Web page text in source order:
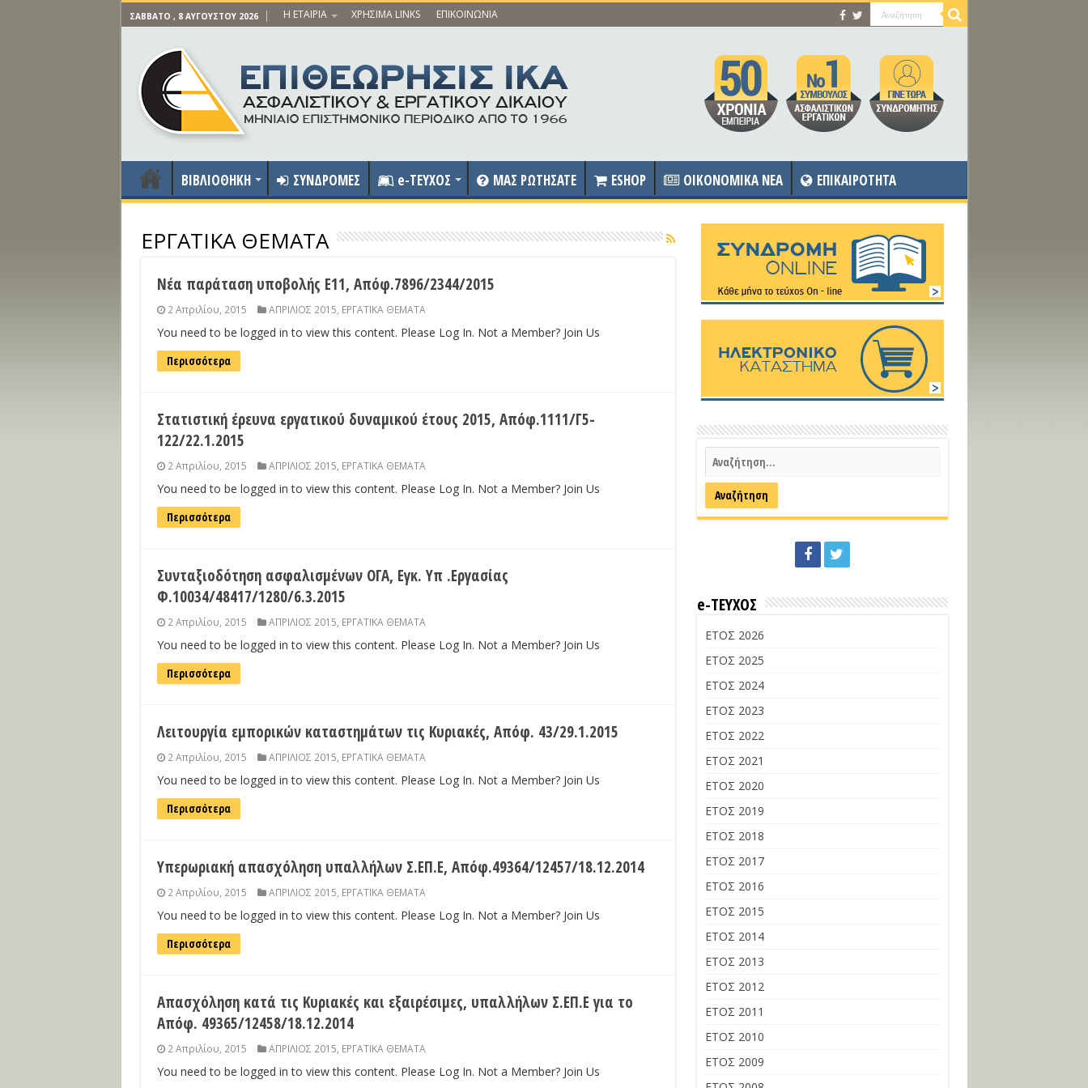
ΣΆΒΒΑΤΟ , 8 ΑΥΓΟΎΣΤΟΥ 2026 Η ΕΤΑΙΡΙΑ ΧΡΗΣΙΜΑ LINKS ΕΠΙΚΟΙΝΩΝΙΑ
ΒΙΒΛΙΟΘΗΚΗ ΣΥΝΔΡΟΜΕΣ e-ΤΕΥΧΟΣ ΜΑΣ ΡΩΤΗΣΑΤΕ ESHOP OIKONOMIKA NEA ΕΠΙΚΑΙΡΟΤΗΤΑ
ΕΡΓΑΤΙΚΑ ΘΕΜΑΤΑ
Νέα παράταση υποβολής Ε11, Απόφ.7896/2344/2015
2 Απριλίου, 2015 ΑΠΡΙΛΙΟΣ 2015 ΕΡΓΑΤΙΚΑ ΘΕΜΑΤΑ
You need to be logged in to view this content. Please Log In. Not a Member? Join Us
Περισσότερα
Στατιστική έρευνα εργατικού δυναμικού έτους 2015, Απόφ.1111/Γ5-
122/22.1.2015
2 Απριλίου, 2015 ΑΠΡΙΛΙΟΣ 2015 ΕΡΓΑΤΙΚΑ ΘΕΜΑΤΑ
You need to be logged in to view this content. Please Log In. Not a Member? Join Us
Περισσότερα
Συνταξιοδότηση ασφαλισμένων ΟΓΑ, Εγκ. Υπ .Εργασίας
Φ.10034/48417/1280/6.3.2015
2 Απριλίου, 2015 ΑΠΡΙΛΙΟΣ 2015 ΕΡΓΑΤΙΚΑ ΘΕΜΑΤΑ
You need to be logged in to view this content. Please Log In. Not a Member? Join Us
Περισσότερα
Λειτουργία εμπορικών καταστημάτων τις Κυριακές, Απόφ. 43/29.1.2015
2 Απριλίου, 2015 ΑΠΡΙΛΙΟΣ 2015 ΕΡΓΑΤΙΚΑ ΘΕΜΑΤΑ
You need to be logged in to view this content. Please Log In. Not a Member? Join Us
Περισσότερα
Υπερωριακή απασχόληση υπαλλήλων Σ.ΕΠ.Ε, Απόφ.49364/12457/18.12.2014
2 Απριλίου, 2015 ΑΠΡΙΛΙΟΣ 2015 ΕΡΓΑΤΙΚΑ ΘΕΜΑΤΑ
You need to be logged in to view this content. Please Log In. Not a Member? Join Us
Περισσότερα
Απασχόληση κατά τις Κυριακές και εξαιρέσιμες, υπαλλήλων Σ.ΕΠ.Ε για το
Απόφ. 49365/12458/18.12.2014
2 Απριλίου, 2015 ΑΠΡΙΛΙΟΣ 2015 ΕΡΓΑΤΙΚΑ ΘΕΜΑΤΑ
You need to be logged in to view this content. Please Log In. Not a Member? Join Us
e-ΤΕΥΧΟΣ
ΕΤΟΣ 2026
ΕΤΟΣ 2025
ΕΤΟΣ 2024
ΕΤΟΣ 2023
ΕΤΟΣ 2022
ΕΤΟΣ 2021
ΕΤΟΣ 2020
ΕΤΟΣ 2019
ΕΤΟΣ 2018
ΕΤΟΣ 2017
ΕΤΟΣ 2016
ΕΤΟΣ 2015
ΕΤΟΣ 2014
ΕΤΟΣ 2013
ΕΤΟΣ 2012
ΕΤΟΣ 2011
ΕΤΟΣ 2010
ΕΤΟΣ 2009